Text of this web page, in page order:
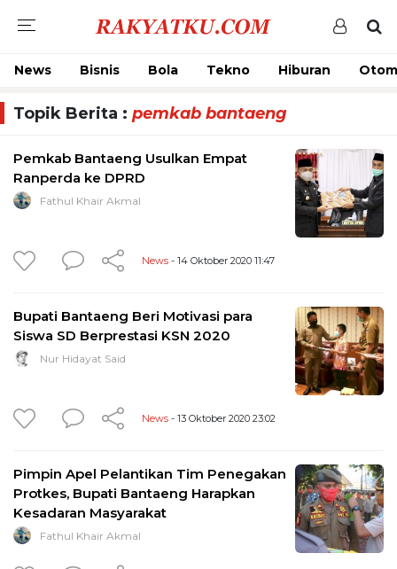
News Bisnis Bola Tekno Hiburan
Topik Berita : pemkab bantaeng
Pemkab Bantaeng Usulkan Empat
Ranperda ke DPRD
Fathul Khair Akmal
News - 14 Oktober 2020 11:47
Bupati Bantaeng Beri Motivasi para
Siswa SD Berprestasi KSN 2020
Nur Hidayat Said
News - 13 Oktober 2020 23:02
Pimpin Apel Pelantikan Tim Penegakan
Protkes, Bupati Bantaeng Harapkan
Kesadaran Masyarakat
Fathul Khair Akmal